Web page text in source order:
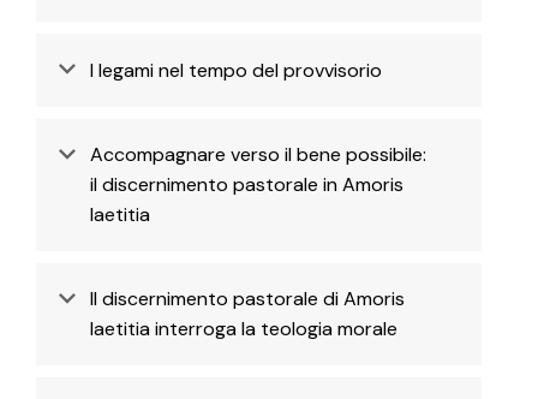
I legami nel tempo del provvisorio
Accompagnare verso il bene possibile:
il discernimento pastorale in Amoris
laetitia
Il discernimento pastorale di Amoris
laetitia interroga la teologia morale